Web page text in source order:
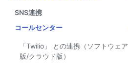
SNS連携
コールセンター
「Twilio」 との連携（ソフトウェア
版/クラウド版）